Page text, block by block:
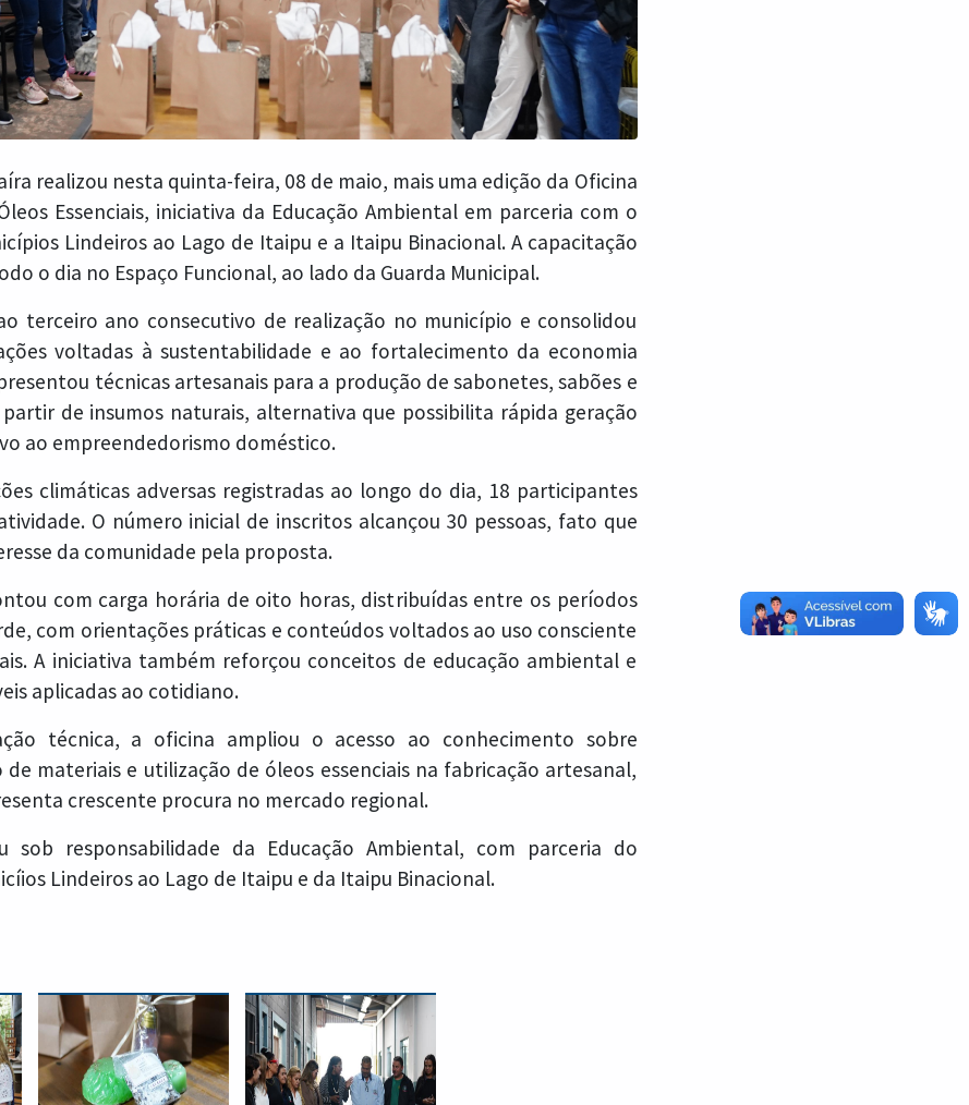
realizou nesta quinta-feira, 08 de maio, mais uma edição da Oficina
Essenciais, iniciativa da Educação Ambiental em parceria com o
Lindeiros ao Lago de Itaipu e a Itaipu Binacional. A capacitação
o dia no Espaço Funcional, ao lado da Guarda Municipal.
terceiro ano consecutivo de realização no município e consolidou
voltadas à sustentabilidade e ao fortalecimento da economia
técnicas artesanais para a produção de sabonetes, sabões e
de insumos naturais, alternativa que possibilita rápida geração
ao empreendedorismo doméstico.
climáticas adversas registradas ao longo do dia, 18 participantes
O número inicial de inscritos alcançou 30 pessoas, fato que
da comunidade pela proposta.
com carga horária de oito horas, distribuídas entre os períodos
com orientações práticas e conteúdos voltados ao uso consciente
A iniciativa também reforçou conceitos de educação ambiental e
aplicadas ao cotidiano.
técnica, a oficina ampliou o acesso ao conhecimento sobre
materiais e utilização de óleos essenciais na fabricação artesanal,
crescente procura no mercado regional.
sob responsabilidade da Educação Ambiental, com parceria do
Lindeiros ao Lago de Itaipu e da Itaipu Binacional.